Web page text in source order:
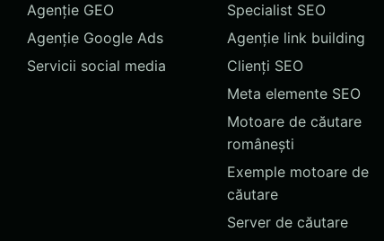
Agenție GEO
Agenție Google Ads
Servicii social media
Specialist SEO
Agenție link building
Clienți SEO
Meta elemente SEO
Motoare de căutare
românești
Exemple motoare de
căutare
Server de căutare